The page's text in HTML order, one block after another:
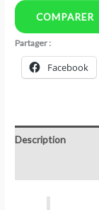
COMPARER
Partager :
Facebook
Description